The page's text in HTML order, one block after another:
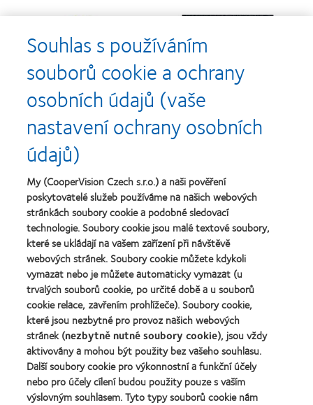
Learn
more
about
Cena
Silmo
d’Or
za
nejlepší
výrobek
pro
čočky
MyDay™
(2013)
Learn
about
Kontaktní
čočky
roku
(2013)
Learn
more
about
Nejlepší
společnosti
pro
vedoucí
pracovníky
roku
2012
a
2010
(2012)
Learn
more
about
závod
roku
2011
(2011)
Learn
more
about
Cena
Wealth
of
health
2011
(2011)
Learn
more
about
Cena
ODMA
2011
(2011)
Learn
more
about
Cena
REBRAND
100®
Global
Award
za
rok
2012
Souhlas s používáním
souborů cookie a ochrany
osobních údajů (vaše
nastavení ochrany osobních
údajů)
My (CooperVision Czech s.r.o.) a naši pověření
poskytovatelé služeb používáme na našich webových
stránkách soubory cookie a podobné sledovací
technologie. Soubory cookie jsou malé textové soubory,
které se ukládají na vašem zařízení při návštěvě
webových stránek. Soubory cookie můžete kdykoli
vymazat nebo je můžete automaticky vymazat (u
trvalých souborů cookie, po určité době a u souborů
cookie relace, zavřením prohlížeče). Soubory cookie,
které jsou nezbytné pro provoz našich webových
stránek (nezbytně nutné soubory cookie), jsou vždy
aktivovány a mohou být použity bez vašeho souhlasu.
Další soubory cookie pro výkonnostní a funkční účely
nebo pro účely cílení budou použity pouze s vaším
výslovným souhlasem. Tyto typy souborů cookie nám